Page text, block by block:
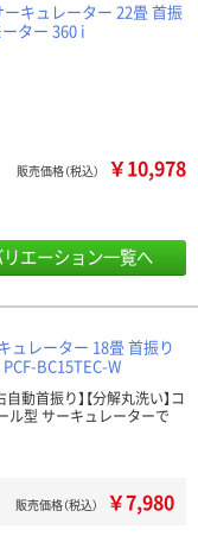
キュレーター 22畳 首振
ター 360 i
販売価格（税込） ￥10,978
リエーション一覧へ
ュレーター 18畳 首振り
BC15TEC-W
動首振り】【分解丸洗い】コ
ル型 サーキュレーターで
販売価格（税込） ￥7,980